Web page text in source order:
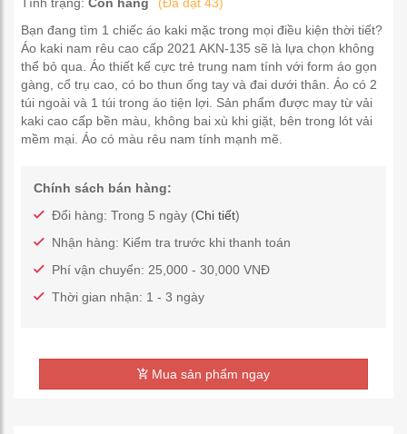
Bạn đang tìm 1 chiếc áo kaki mặc trong mọi điều kiện thời tiết?
Áo kaki nam rêu cao cấp 2021 AKN-135 sẽ là lựa chọn không
thể bỏ qua. Áo thiết kế cực trẻ trung nam tính với form áo gọn
gàng, cổ trụ cao, có bo thun ống tay và đai dưới thân. Áo có 2
túi ngoài và 1 túi trong áo tiện lợi. Sản phẩm được may từ vải
kaki cao cấp bền màu, không bai xù khi giặt, bên trong lót vải
mềm mại. Áo có màu rêu nam tính mạnh mẽ.
Chính sách bán hàng:
Đổi hàng: Trong 5 ngày (Chi tiết)
Nhận hàng: Kiểm tra trước khi thanh toán
Phí vận chuyển: 25,000 - 30,000 VNĐ
Thời gian nhận: 1 - 3 ngày
Mua sản phẩm ngay